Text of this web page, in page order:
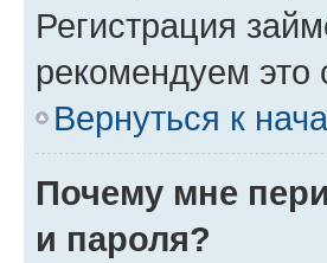
Регистрация
рекомендуем это
Вернуться к
Почему мне
и пароля?